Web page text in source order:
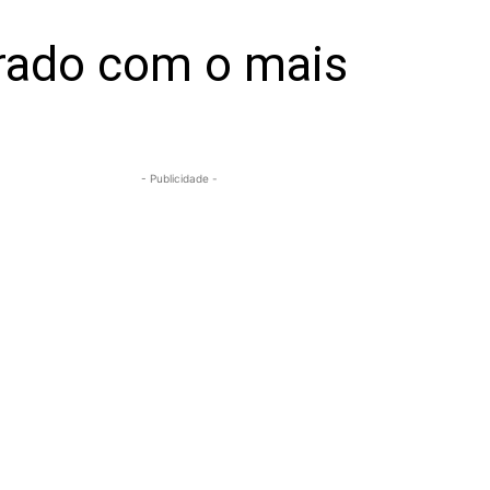
com o mais
- Publicidade -